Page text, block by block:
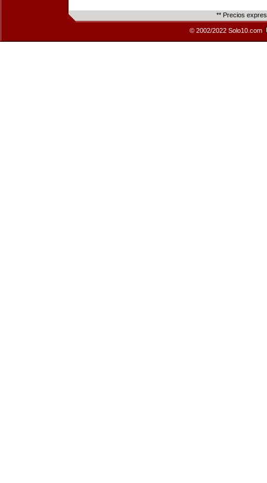
** Precios
© 2002/2022 Solo10.com